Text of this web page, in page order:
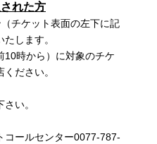
れた方
チケット表面の左下に記
します。
10時から）に対象のチケ
ださい。
い。
コールセンター0077-787-